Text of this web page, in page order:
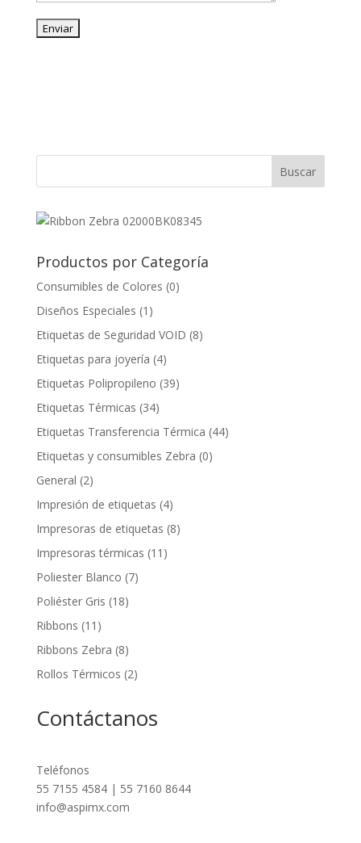
Productos por Categoría
Consumibles de Colores (0)
Diseños Especiales (1)
Etiquetas de Seguridad VOID (8)
Etiquetas para joyería (4)
Etiquetas Polipropileno (39)
Etiquetas Térmicas (34)
Etiquetas Transferencia Térmica (44)
Etiquetas y consumibles Zebra (0)
General (2)
Impresión de etiquetas (4)
Impresoras de etiquetas (8)
Impresoras térmicas (11)
Poliester Blanco (7)
Poliéster Gris (18)
Ribbons (11)
Ribbons Zebra (8)
Rollos Térmicos (2)
Contáctanos
Teléfonos
55 7155 4584 | 55 7160 8644
info@aspimx.com